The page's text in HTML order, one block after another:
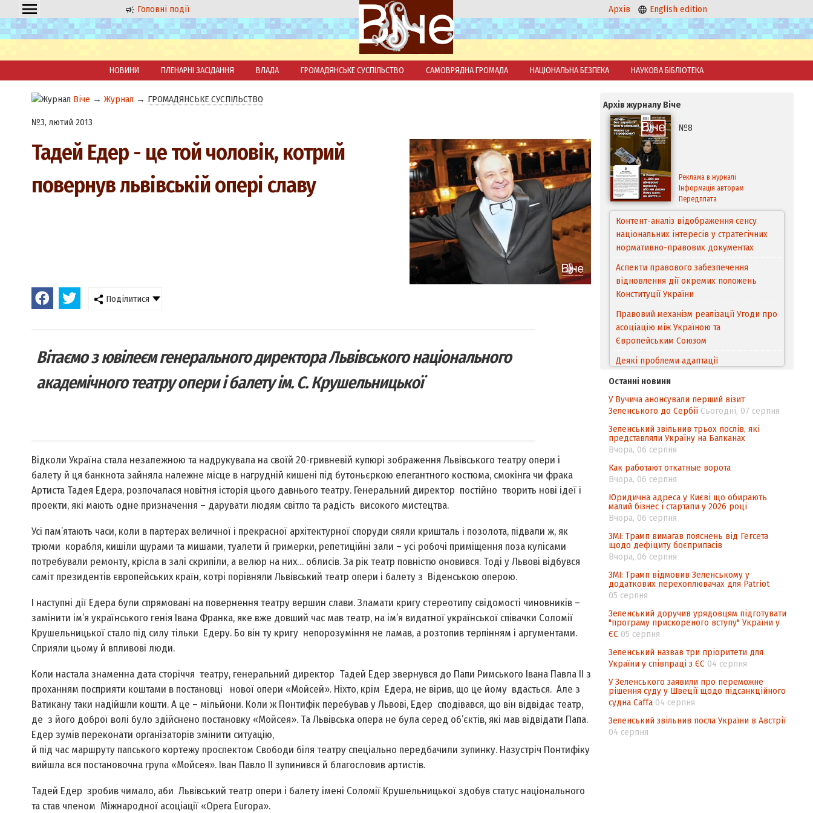
Головні події Архів English edition
НОВИНИ ПЛЕНАРНІ ЗАСІДАННЯ ВЛАДА ГРОМАДЯНСЬКЕ СУСПІЛЬСТВО САМОВРЯДНА ГРОМАДА НАЦІОНАЛЬНА БЕЗПЕКА НАУКОВА БІБЛІОТЕКА
Віче → Журнал → ГРОМАДЯНСЬКЕ СУСПІЛЬСТВО
№3, лютий 2013
Тадей Едер - це той чоловік, котрий
повернув львівській опері славу
Поділитися
Вітаємо з ювілеєм генерального директора Львівського національного
академічного театру опери і балету ім. С. Крушельницької
Відколи Україна стала незалежною та надрукувала на своїй 20-гривневій купюрі зображення Львівського театру опери і
балету й ця банкнота зайняла належне місце в нагрудній кишені під бутоньєркою елегантного костюма, смокінга чи фрака
Артиста Тадея Едера, розпочалася новітня історія цього давнього театру. Генеральний директор постійно творить нові ідеї і
проекти, які мають одне призначення – дарувати людям світло та радість високого мистецтва.
Усі пам’ятають часи, коли в партерах величної і прекрасної архітектурної споруди сяяли кришталь і позолота, підвали ж, як
трюми корабля, кишіли щурами та мишами, туалети й гримерки, репетиційні зали – усі робочі приміщення поза кулісами
потребували ремонту, крісла в залі скрипіли, а велюр на них… облисів. За рік театр пов­ністю оновився. Тоді у Львові відбувся
саміт президентів європейських країн, котрі порівняли Львівський театр опери і балету з Віденською оперою.
І наступні дії Едера були спрямовані на повернення теат­ру вершин слави. Зламати кригу стереотипу свідомості чиновників –
замінити ім’я українського генія Івана Франка, яке вже довший час мав театр, на ім’я видатної української співачки Соломії
Крушельницької стало під силу тільки Едеру. Бо він ту кригу непорозуміння не ламав, а розтопив терпінням і аргументами.
Сприяли цьому й впливові люди.
Коли настала знаменна дата сторіччя театру, генеральний директор Тадей Едер звернувся до Папи Римського Івана Павла ІІ з
проханням посприяти коштами в постановці нової опери «Мойсей». Ніхто, крім Едера, не вірив, що це йому вдасться. Але з
Ватикану таки надійшли кош­ти. А це – мільйони. Коли ж Понтифік перебував у Львові, Едер сподівався, що він відвідає театр,
де з його доб­рої волі було здійснено постановку «Мойсея». Та Львівська опера не була серед об’єктів, які мав відвідати Папа.
Едер зумів переконати організаторів змінити ситуацію,
й під час маршруту папського кортежу проспектом Свободи біля театру спеціально передбачили зупинку. Назустріч Понтифіку
вийшла вся постановочна група «Мойсея». Іван Павло II зупинився й благословив артистів.
Тадей Едер зробив чимало, аби Львівський театр опери і балету імені Соломії Крушельницької здобув статус національного
та став членом Міжнародної асоціації «Opera Europa».
Архів журналу Віче
№8
Реклама в журналі
Інформація авторам
Передплата
Контент-аналіз відображення сенсу
національних інтересів у стратегічних
нормативно-правових документах
Аспекти правового забезпечення
відновлення дії окремих положень
Конституції України
Правовий механізм реалізації Угоди про
асоціацію між Україною та
Європейським Cоюзом
Деякі проблеми адаптації
походження товарів відповідно до
Угоди про торговельні аспекти прав
інтелектуальної власності (TRIPS) у
контексті євроінтеграції
Аналіз виборчого законодавства щодо
підрахунку голосів виборців
Інформаційна безпека суспільства
Останні новини
У Вучича анонсували перший візит
Зеленського до Сербії Сьогодні, 07 серпня
Зеленський звільнив трьох послів, які
представляли Україну на Балканах
Вчора, 06 серпня
Как работают откатные ворота
Вчора, 06 серпня
Юридична адреса у Києві що обирають
малий бізнес і стартапи у 2026 році
Вчора, 06 серпня
ЗМІ: Трамп вимагав пояснень від Гегсета
щодо дефіциту боєприпасів
Вчора, 06 серпня
ЗМІ: Трамп відмовив Зеленському у
додаткових перехоплювачах для Patriot
05 серпня
Зеленський доручив урядовцям підготувати
"програму прискореного вступу" України у
ЄС 05 серпня
Зеленський назвав три пріоритети для
України у співпраці з ЄС 04 серпня
У Зеленського заявили про переможне
рішення суду у Швеції щодо підсанкційного
судна Caffa 04 серпня
Зеленський звільнив посла України в Австрії
04 серпня